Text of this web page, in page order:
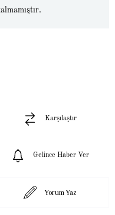
Karşılaştır
Gelince Haber Ver
Yorum Yaz